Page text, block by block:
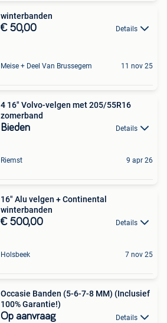
winterbanden
€ 50,00 Details
Meise + Deel Van Brussegem 11 nov 25
4 16" Volvo-velgen met 205/55R16
zomerband
Bieden Details
Riemst 9 apr 26
16" Alu velgen + Continental
winterbanden
€ 500,00 Details
Holsbeek 7 nov 25
Occasie Banden (5-6-7-8 MM) (Inclusief
100% Garantie!)
Op aanvraag Details